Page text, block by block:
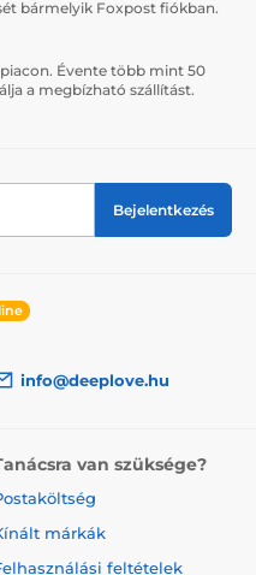
bármelyik Foxpost fiókban.
Évente több mint 50
a megbízható szállítást.
Bejelentkezés
info@deeplove.hu
van szüksége?
márkák
feltételek